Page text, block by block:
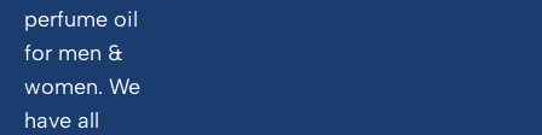
perfume oil
for men &
women. We
have all